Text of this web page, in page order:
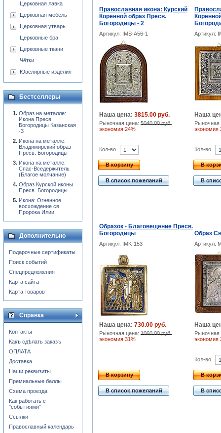
Православная икона: Курский
Коренной образ Пресв.
Богородицы - 2
Артикул: IMS-A56-1 Артикул:
Наша цена: 3815.00 руб.
Рыночная цена: 5040.00 руб.
экономия 24%
Наша
экономия
Кол-во
В корзину
В список пожеланий
Кол-во
В
В
Образок - Благовещение Пресв.
Богородицы
Образ
Артикул: IMK-153 Артикул:
Наша цена: 730.00 руб.
Рыночная цена: 1060.00 руб.
экономия 31%
Наша
экономия
В корзину
В список пожеланий
Кол-во
В
В
Церковная лавка
Церковная мебель
Церковная утварь
Церковные бра
Церковные ткани
Чётки
Ювелирные изделия
Бестселлеры
Образ на металле:
Икона Пресв.
Богородицы Казанская
-3
Икона на металле:
Владимирский образ
Пресв. Богородицы
Икона на металле:
Спас-Вседержитель
(Благое молчание)
Образ Курской иконы
Пресв. Богородицы
Икона: Огненное
восхождение св.
Пророка Илии
Дополнительно
Подарочные сертификаты
Поиск событий
Спецпредложения
Карта сайта
Карта товаров
Справка
Контакты
Какъ сдѣлать заказъ
ОПЛАТА
Доставка
Наши реквизиты
Премиальные баллы
Схема проезда
Как работать с
"событиями"
Ссылки
Православный календарь